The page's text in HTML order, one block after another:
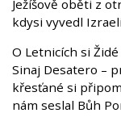
Ježíšově oběti z
kdysi vyvedl
O Letnicích si
Sinaj Desatero –
křesťané si
nám seslal Bůh